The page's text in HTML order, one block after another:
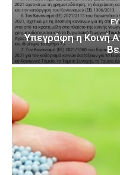
Υπεγράφη η Κοινή